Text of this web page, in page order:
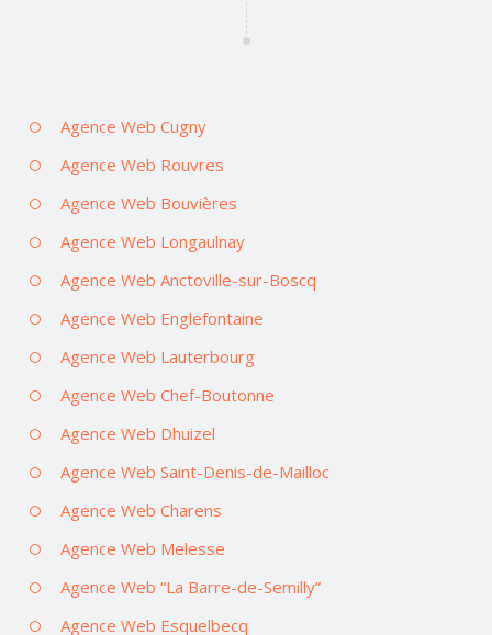
Agence Web Cugny
Agence Web Rouvres
Agence Web Bouvières
Agence Web Longaulnay
Agence Web Anctoville-sur-Boscq
Agence Web Englefontaine
Agence Web Lauterbourg
Agence Web Chef-Boutonne
Agence Web Dhuizel
Agence Web Saint-Denis-de-Mailloc
Agence Web Charens
Agence Web Melesse
Agence Web “La Barre-de-Semilly”
Agence Web Esquelbecq